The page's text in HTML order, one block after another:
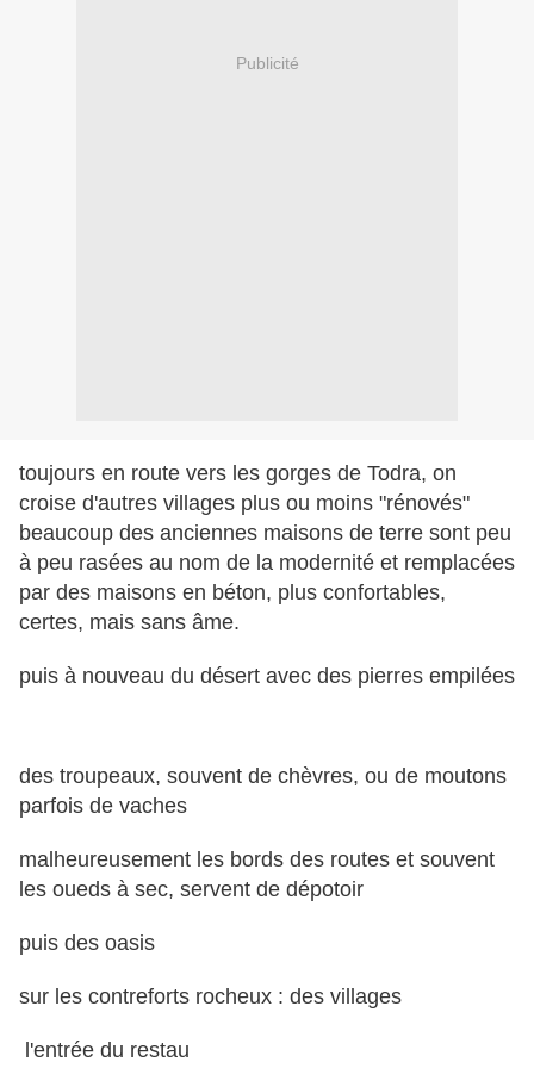
Publicité
toujours en route vers les gorges de Todra, on
croise d'autres villages plus ou moins "rénovés"
beaucoup des anciennes maisons de terre sont peu
à peu rasées au nom de la modernité et remplacées
par des maisons en béton, plus confortables,
certes, mais sans âme.
puis à nouveau du désert avec des pierres empilées
des troupeaux, souvent de chèvres, ou de moutons
parfois de vaches
malheureusement les bords des routes et souvent
les oueds à sec, servent de dépotoir
puis des oasis
sur les contreforts rocheux : des villages
l'entrée du restau